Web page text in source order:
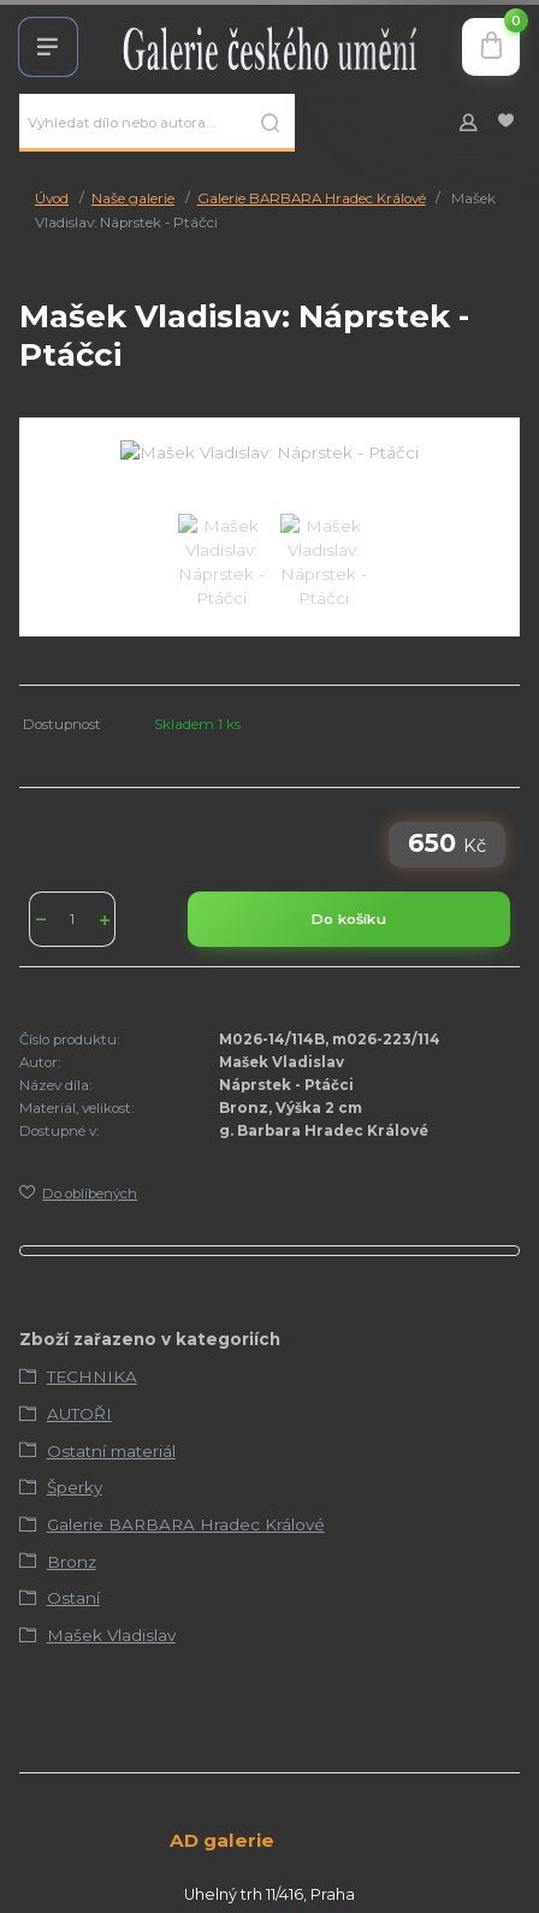
0
Úvod Naše galerie Galerie BARBARA Hradec Králové
Mašek
Vladislav: Náprstek - Ptáčci
Mašek Vladislav: Náprstek -
Ptáčci
Dostupnost Skladem 1 ks
650 Kč
Do košíku
Číslo produktu:
M026-14/114B, m026-223/114
Autor:
Mašek Vladislav
Název díla:
Náprstek - Ptáčci
Materiál, velikost:
Bronz, Výška 2 cm
Dostupné v:
g. Barbara Hradec Králové
Do oblíbených
Zboží zařazeno v kategoriích
TECHNIKA
AUTOŘI
Ostatní materiál
Šperky
Galerie BARBARA Hradec Králové
Bronz
Ostaní
Mašek Vladislav
AD galerie
Uhelný trh 11/416, Praha